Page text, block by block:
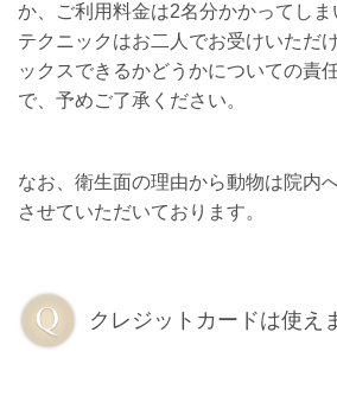
か、ご利用料金は2名分かかってし
テクニックはお二人でお受けいただ
ックスできるかどうかについての責
で、予めご了承ください。
なお、衛生面の理由から動物は院内
させていただいております。
クレジットカードは使え